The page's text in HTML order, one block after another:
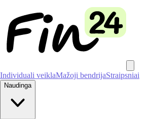
Individuali veiklaMažoji bendrijaStraipsniai
Naudinga